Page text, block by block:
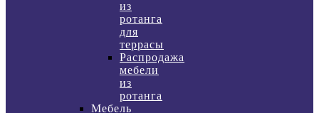
из
ротанга
для
террасы
Распродажа
мебели
из
ротанга
Мебель